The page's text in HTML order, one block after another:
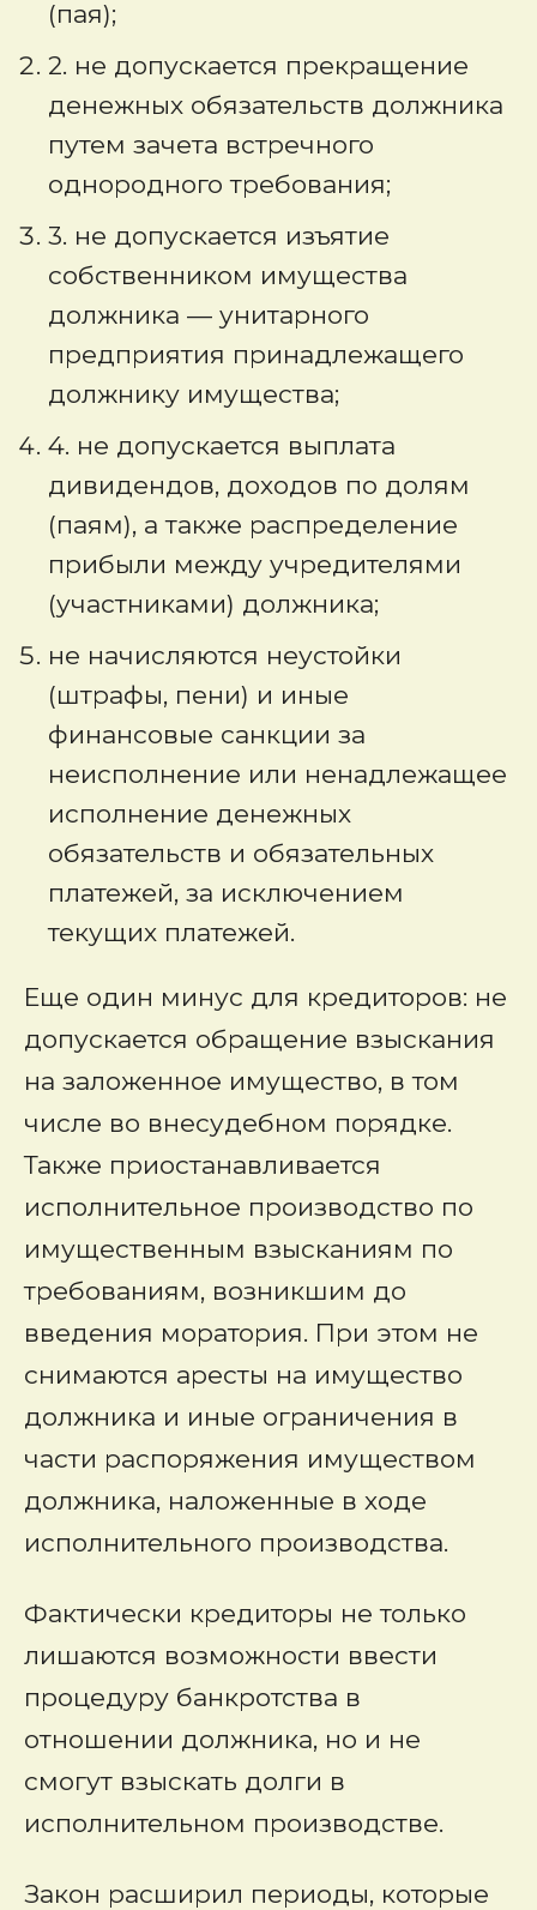
(пая);
2. не допускается прекращение
денежных обязательств должника
путем зачета встречного
однородного требования;
3. не допускается изъятие
собственником имущества
должника — унитарного
предприятия принадлежащего
должнику имущества;
4. не допускается выплата
дивидендов, доходов по долям
(паям), а также распределение
прибыли между учредителями
(участниками) должника;
не начисляются неустойки
(штрафы, пени) и иные
финансовые санкции за
неисполнение или ненадлежащее
исполнение денежных
обязательств и обязательных
платежей, за исключением
текущих платежей.
Еще один минус для кредиторов: не
допускается обращение взыскания
на заложенное имущество, в том
числе во внесудебном порядке.
Также приостанавливается
исполнительное производство по
имущественным взысканиям по
требованиям, возникшим до
введения моратория. При этом не
снимаются аресты на имущество
должника и иные ограничения в
части распоряжения имуществом
должника, наложенные в ходе
исполнительного производства.
Фактически кредиторы не только
лишаются возможности ввести
процедуру банкротства в
отношении должника, но и не
смогут взыскать долги в
исполнительном производстве.
Закон расширил периоды, которые